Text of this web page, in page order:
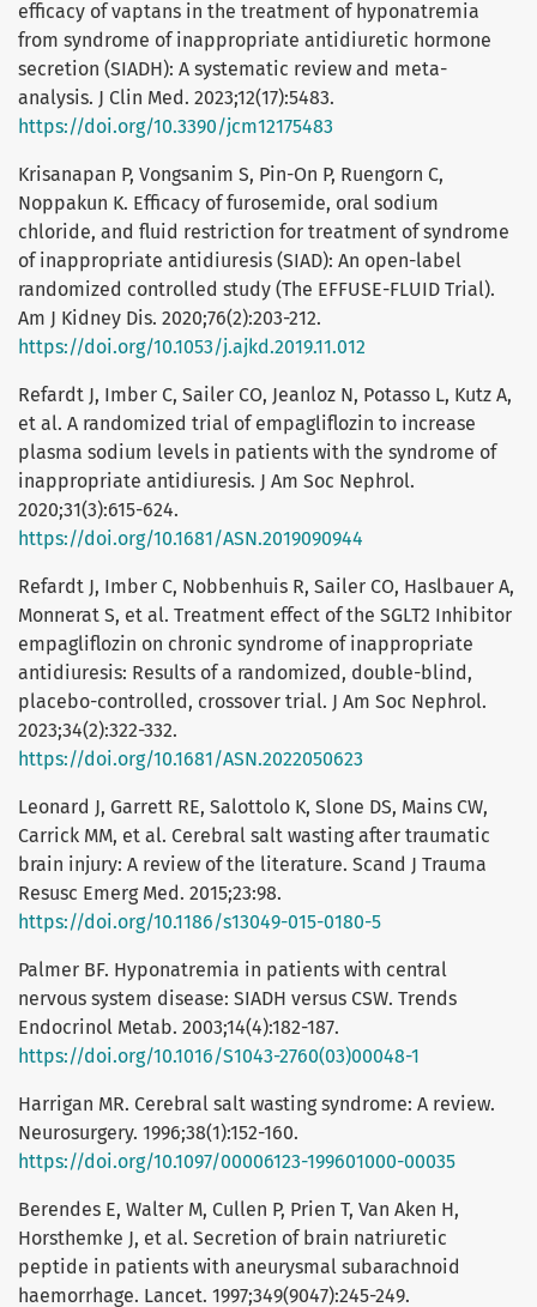
efficacy of vaptans in the treatment of hyponatremia
from syndrome of inappropriate antidiuretic hormone
secretion (SIADH): A systematic review and meta-
analysis. J Clin Med. 2023;12(17):5483.
https://doi.org/10.3390/jcm12175483
Krisanapan P, Vongsanim S, Pin-On P, Ruengorn C,
Noppakun K. Efficacy of furosemide, oral sodium
chloride, and fluid restriction for treatment of syndrome
of inappropriate antidiuresis (SIAD): An open-label
randomized controlled study (The EFFUSE-FLUID Trial).
Am J Kidney Dis. 2020;76(2):203-212.
https://doi.org/10.1053/j.ajkd.2019.11.012
Refardt J, Imber C, Sailer CO, Jeanloz N, Potasso L, Kutz A,
et al. A randomized trial of empagliflozin to increase
plasma sodium levels in patients with the syndrome of
inappropriate antidiuresis. J Am Soc Nephrol.
2020;31(3):615-624.
https://doi.org/10.1681/ASN.2019090944
Refardt J, Imber C, Nobbenhuis R, Sailer CO, Haslbauer A,
Monnerat S, et al. Treatment effect of the SGLT2 Inhibitor
empagliflozin on chronic syndrome of inappropriate
antidiuresis: Results of a randomized, double-blind,
placebo-controlled, crossover trial. J Am Soc Nephrol.
2023;34(2):322-332.
https://doi.org/10.1681/ASN.2022050623
Leonard J, Garrett RE, Salottolo K, Slone DS, Mains CW,
Carrick MM, et al. Cerebral salt wasting after traumatic
brain injury: A review of the literature. Scand J Trauma
Resusc Emerg Med. 2015;23:98.
https://doi.org/10.1186/s13049-015-0180-5
Palmer BF. Hyponatremia in patients with central
nervous system disease: SIADH versus CSW. Trends
Endocrinol Metab. 2003;14(4):182-187.
https://doi.org/10.1016/S1043-2760(03)00048-1
Harrigan MR. Cerebral salt wasting syndrome: A review.
Neurosurgery. 1996;38(1):152-160.
https://doi.org/10.1097/00006123-199601000-00035
Berendes E, Walter M, Cullen P, Prien T, Van Aken H,
Horsthemke J, et al. Secretion of brain natriuretic
peptide in patients with aneurysmal subarachnoid
haemorrhage. Lancet. 1997;349(9047):245-249.